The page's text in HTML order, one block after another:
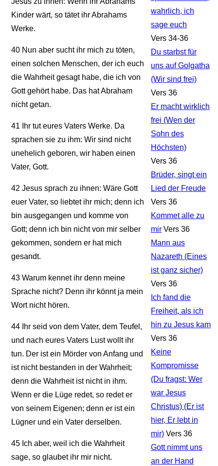
Kinder wärt, so tätet ihr Abrahams
Werke.
40Nun aber sucht ihr mich zu töten,
einen solchen Menschen, der ich euch
die Wahrheit gesagt habe, die ich von
Gott gehört habe. Das hat Abraham
nicht getan.
41 Ihr tut eures Vaters Werke. Da
sprachen sie zu ihm: Wir sind nicht
unehelich geboren, wir haben einen
Vater, Gott.
42 Jesus sprach zu ihnen: Wäre Gott
euer Vater, so liebtet ihr mich; denn ich
bin ausgegangen und komme von
Gott; denn ich bin nicht von mir selber
gekommen, sondern er hat mich
gesandt.
43Warum kennet ihr denn meine
Sprache nicht? Denn ihr könnt ja mein
Wort nicht hören.
44Ihr seid von dem Vater, dem Teufel,
und nach eures Vaters Lust wollt ihr
tun. Der ist ein Mörder von Anfang und
ist nicht bestanden in der Wahrheit;
denn die Wahrheit ist nicht in ihm.
Wenn er die Lüge redet, so redet er
von seinem Eigenen; denn er ist ein
Lügner und ein Vater derselben.
45Ich aber, weil ich die Wahrheit
sage, so glaubet ihr mir nicht.
wahrlich, ich
sage euch
Vers 34-36
Du starbst für
uns auf Golgatha
(Wir sind frei)
Vers 36
Er macht wirklich
frei (Wen der
Sohn des
Höchsten)
Vers 36
Brüder, singt ein
Lied der Freude
Vers 36
Kommet alle zu
mir Vers 36
Mann aus
Nazareth (Eines
ist ganz sicher)
Vers 36
Ich fand die
Freiheit, als ich
hin zu Jesus kam
Vers 36
Keine
Kompromisse
(Du fragst: Wer
war Jesus
Christus) (Er ist
hier, Er lebt in
mir) Vers 36
Gott nimmt uns
an der Hand